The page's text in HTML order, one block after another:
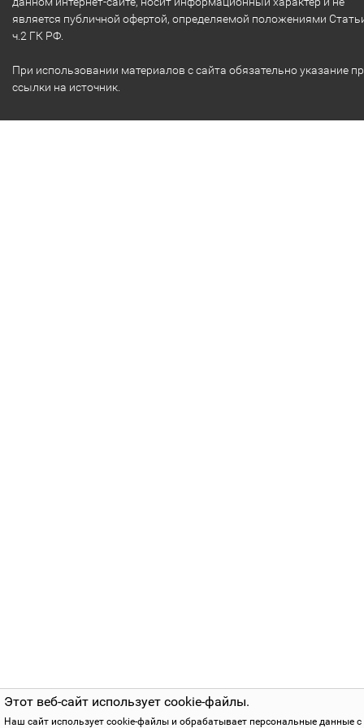
Этот веб-сайт использует cookie-файлы.
Наш сайт использует cookie-файлы и обрабатывает персональные данные с
является публичной офертой, определяемой положениями
ч.2 ГК РФ.
При использовании материалов с сайта обязательно указание
ссылки на источник.